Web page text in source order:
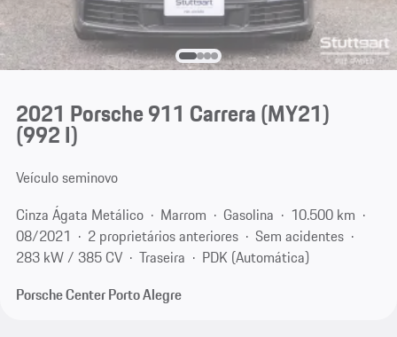
2021 Porsche 911 Carrera (MY21)
(992 I)
Veículo seminovo
Cinza Ágata Metálico
Marrom Gasolina
10.500 km
08/2021
2 proprietários anteriores
Sem acidentes
283 kW / 385 CV
Traseira
PDK (Automática)
Porsche Center Porto Alegre